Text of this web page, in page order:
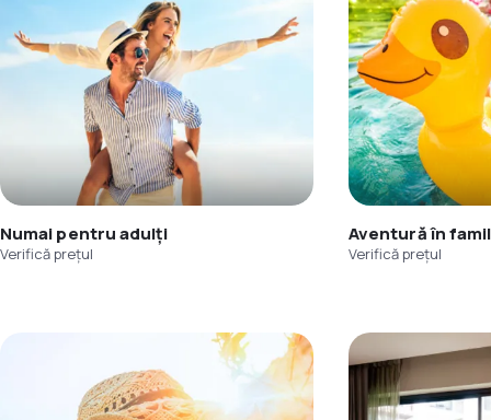
Numai pentru adulți
Verifică prețul
Aventură în
Verifică prețul